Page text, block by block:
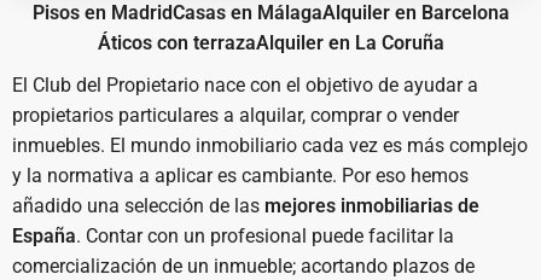
Pisos en MadridCasas en MálagaAlquiler en Barcelona
Áticos con terrazaAlquiler en La Coruña
El Club del Propietario nace con el objetivo de ayudar a
propietarios particulares a alquilar, comprar o vender
inmuebles. El mundo inmobiliario cada vez es más complejo
y la normativa a aplicar es cambiante. Por eso hemos
añadido una selección de las mejores inmobiliarias de
España. Contar con un profesional puede facilitar la
comercialización de un inmueble; acortando plazos de